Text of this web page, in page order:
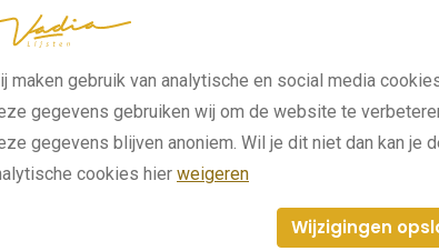
maken gebruik van analytische en social media
gegevens gebruiken wij om de website te
gegevens blijven anoniem. Wil je dit niet dan kan je
cookies hier weigeren
Wijzigingen